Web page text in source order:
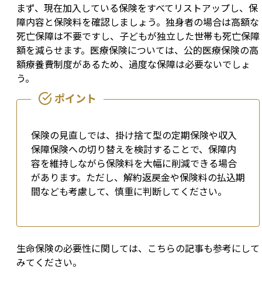
まず、現在加入している保険をすべてリストアップし、保
障内容と保険料を確認しましょう。独身者の場合は高額な
死亡保障は不要ですし、子どもが独立した世帯も死亡保障
額を減らせます。医療保険については、公的医療保険の高
額療養費制度があるため、過度な保障は必要ないでしょ
う。
保険の見直しでは、掛け捨て型の定期保険や収入
保障保険への切り替えを検討することで、保障内
容を維持しながら保険料を大幅に削減できる場合
があります。ただし、解約返戻金や保険料の払込期
間なども考慮して、慎重に判断してください。
生命保険の必要性に関しては、こちらの記事も参考にして
みてください。